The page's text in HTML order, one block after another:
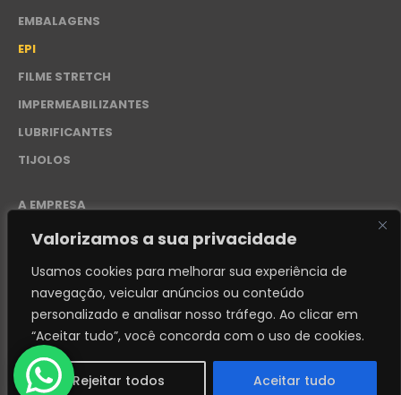
Valorizamos a sua privacidade
Usamos cookies para melhorar sua experiência de
navegação, veicular anúncios ou conteúdo
personalizado e analisar nosso tráfego. Ao clicar em
“Aceitar tudo”, você concorda com o uso de cookies.
Rejeitar todos Aceitar tudo
EMBALAGENS
EPI
FILME STRETCH
IMPERMEABILIZANTES
LUBRIFICANTES
TIJOLOS
A EMPRESA
POLÍTICA DE PRIVACIDADE – LGPD
© 2024. Distribuidora REI - 50.276.228/0001-87 - Desenvolvido
porFABIANDESIGN